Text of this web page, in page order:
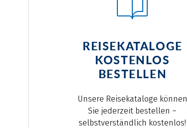
REISEKATALOGE
KOSTENLOS
BESTELLEN
Unsere Reisekataloge können
Sie jederzeit bestellen –
selbstverständlich kostenlos!